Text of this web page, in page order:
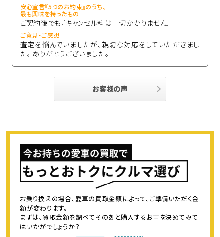
安心宣言『5つのお約束』のうち、
最も興味を持ったもの
ご契約後でも『キャンセル料は一切かかりません』
ご意見・ご感想
査定を悩んでいましたが、親切な対応をしていただきまし
た。 ありがとうございました。
お客様の声
お乗り換えの場合、愛車の買取金額によって、ご準備いただく金
額が変わります。
まずは、買取金額を調べてそのあと購入するお車を決めてみて
はいかがでしょうか？